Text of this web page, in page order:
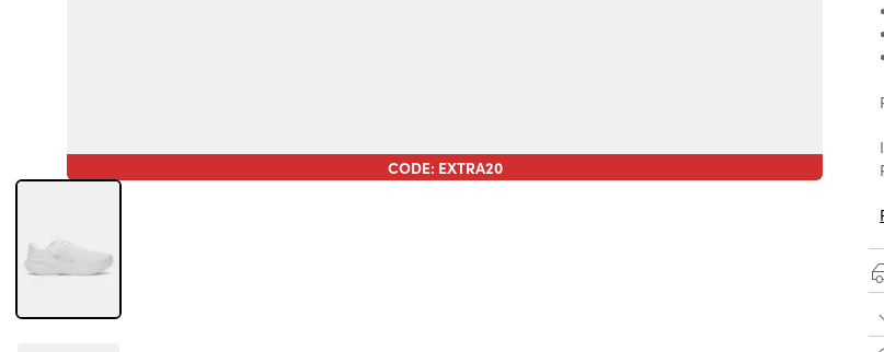
CODE: EXTRA20